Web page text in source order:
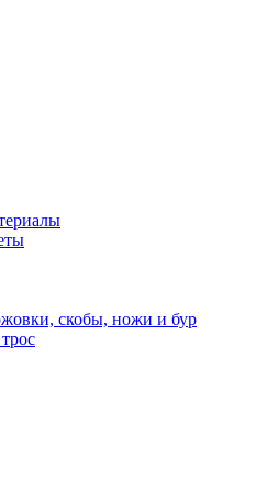
скобы, ножи и бур